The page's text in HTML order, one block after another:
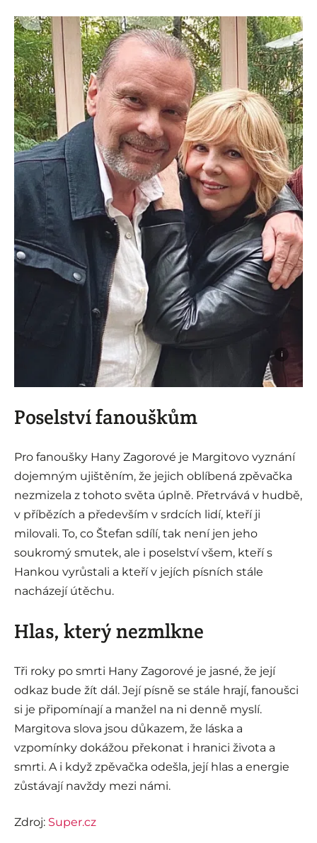
i
Poselství fanouškům
Pro fanoušky Hany Zagorové je Margitovo vyznání
dojemným ujištěním, že jejich oblíbená zpěvačka
nezmizela z tohoto světa úplně. Přetrvává v hudbě,
v příbězích a především v srdcích lidí, kteří ji
milovali. To, co Štefan sdílí, tak není jen jeho
soukromý smutek, ale i poselství všem, kteří s
Hankou vyrůstali a kteří v jejích písních stále
nacházejí útěchu.
Hlas, který nezmlkne
Tři roky po smrti Hany Zagorové je jasné, že její
odkaz bude žít dál. Její písně se stále hrají, fanoušci
si je připomínají a manžel na ni denně myslí.
Margitova slova jsou důkazem, že láska a
vzpomínky dokážou překonat i hranici života a
smrti. A i když zpěvačka odešla, její hlas a energie
zůstávají navždy mezi námi.
Zdroj: Super.cz